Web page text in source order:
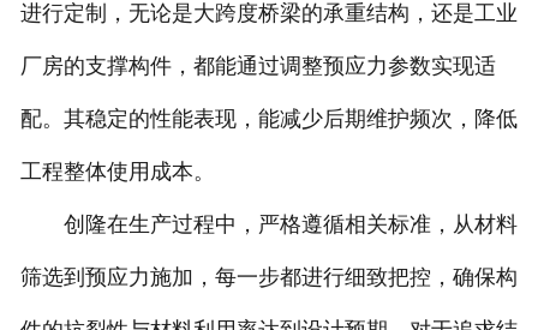
进行定制，无论是大跨度桥梁的承重结构，还是工业
厂房的支撑构件，都能通过调整预应力参数实现适
配。其稳定的性能表现，能减少后期维护频次，降低
工程整体使用成本。
创隆在生产过程中，严格遵循相关标准，从材料
筛选到预应力施加，每一步都进行细致把控，确保构